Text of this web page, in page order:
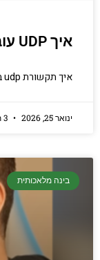
איך UDP עובד? מבט מעמיק
איך תקשורת udp בשכבה 4 עובדת ולמה בכלל זה חשוב?
ינואר 25, 2026
בינה מלאכותית